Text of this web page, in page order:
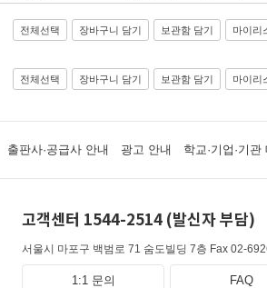
전체선택 장바구니 담기 보관함 담기 마이리
전체선택 장바구니 담기 보관함 담기 마이리
출판사·공급사 안내 광고 안내 학교·기업·기관
고객센터 1544-2514 (발신자 부담)
서울시 마포구 백범로 71 숨도빌딩 7층 Fax 02-
1:1 문의 FAQ